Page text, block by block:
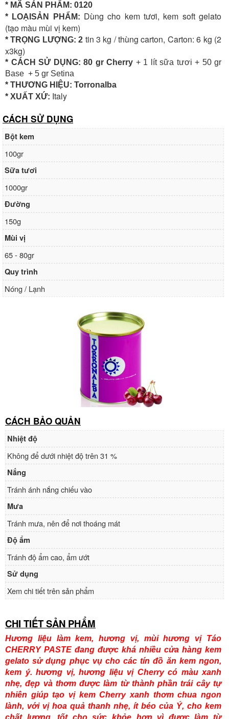
* MÃ SẢN PHẨM: 0120
* LOẠISẢN PHẨM: Dùng cho kem tươi, kem soft gelato
(tạo màu mùi vị kem)
* TRỌNG LƯỢNG: 2 tin 3 kg / thùng carton, Carton: 6 kg (2
x3kg)
* CÁCH SỬ DỤNG: 80 gr Cherry + 1 lít sữa tươi + 50 gr
Base + 5 gr Setina
* THƯƠNG HIỆU: Torronalba
* XUẤT XỨ: Italy
CÁCH SỬ DỤNG
Bột kem
100gr
Sữa tươi
1000gr
Đường
150g
Mùi vị
65 - 80gr
Quy trình
Nóng / Lạnh
CÁCH BẢO QUẢN
Nhiệt độ
Không để dưới nhiệt độ trên 31 %
Nắng
Tránh ánh nắng chiếu vào
Mưa
Tránh mưa, nên để nơi thoáng mát
Độ ẩm
Tránh độ ẩm cao, ẩm ướt
Sử dụng
Xem chi tiết trên sản phẩm
CHI TIẾT SẢN PHẨM
Hương liệu làm kem, hương vị, mùi hương vị Táo
CHERRY PASTE đang được khá nhiều cửa hàng kem
gelato sử dụng phục vụ cho các tín đồ ăn kem ngon,
kem ý. hương vị, hương liệu vị Cherry có màu xanh
nhẹ, đẹp và thơm được làm từ thành phần trái cây tự
nhiên giúp tạo vị kem Cherry xanh thơm chua ngon
lành, với vị hoa quả thanh nhẹ, ít béo của Ý, cho kem